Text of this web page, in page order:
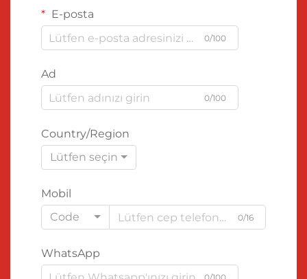
E-posta
0/100
Ad
0/100
Country/Region
Lütfen seçin
Mobil
Code
0/16
WhatsApp